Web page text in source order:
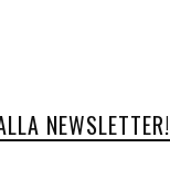
NEWSLETTER!